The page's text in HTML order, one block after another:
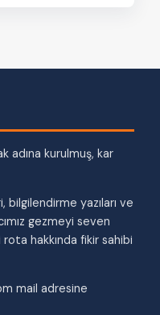
adına kurulmuş, kar
yazıları ve
gezmeyi seven
hakkında fikir sahibi
mail adresine